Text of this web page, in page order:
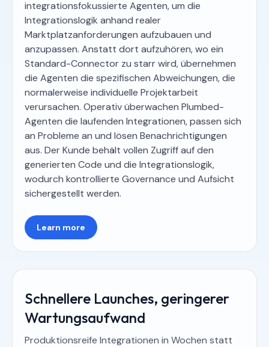
integrationsfokussierte Agenten, um die
Integrationslogik anhand realer
Marktplatzanforderungen aufzubauen und
anzupassen. Anstatt dort aufzuhören, wo ein
Standard-Connector zu starr wird, übernehmen
die Agenten die spezifischen Abweichungen, die
normalerweise individuelle Projektarbeit
verursachen. Operativ überwachen Plumbed-
Agenten die laufenden Integrationen, passen sich
an Probleme an und lösen Benachrichtigungen
aus. Der Kunde behält vollen Zugriff auf den
generierten Code und die Integrationslogik,
wodurch kontrollierte Governance und Aufsicht
sichergestellt werden.
Learn more
Schnellere Launches, geringerer
Wartungsaufwand
Produktionsreife Integrationen in Wochen statt